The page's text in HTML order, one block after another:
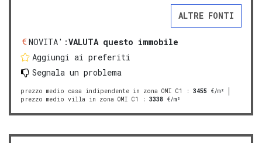
ALTRE FONTI
NOVITA':VALUTA questo immobile
Aggiungi ai preferiti
Segnala un problema
prezzo medio casa indipendente in zona OMI C1 : 3455 €/m²
prezzo medio villa in zona OMI C1
: 3338 €/m²